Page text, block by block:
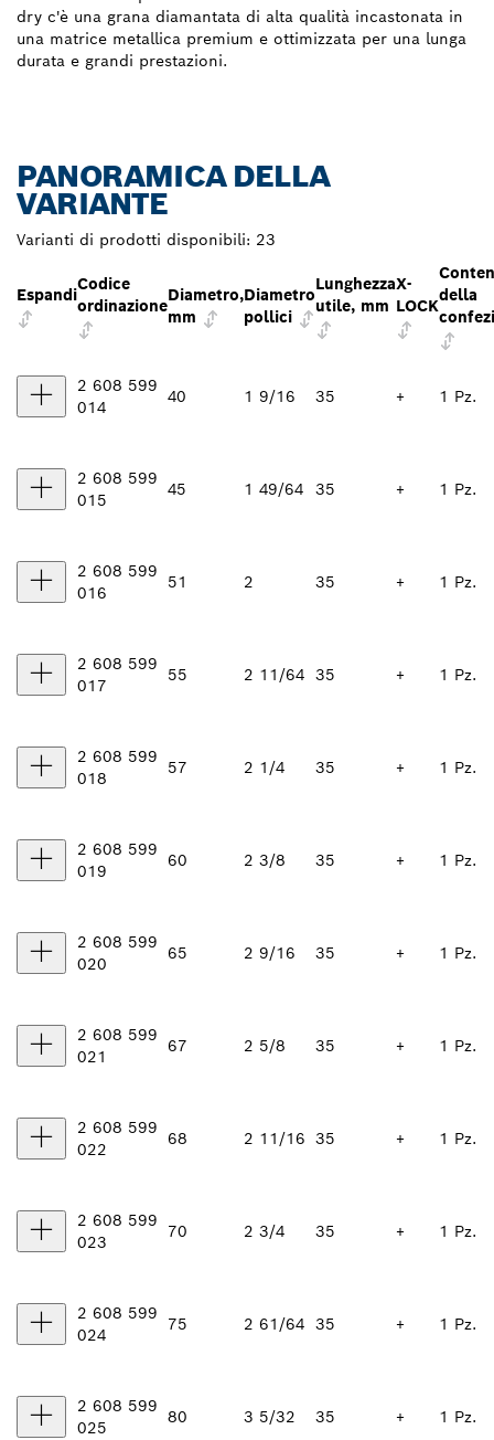
dry c'è una grana diamantata di alta qualità incastonata in
una matrice metallica premium e ottimizzata per una lunga
durata e grandi prestazioni.
PANORAMICA DELLA
VARIANTE
Varianti di prodotti disponibili: 23
Espandi
Codice
ordinazione
Diametro,
mm
Diametro
pollici
Lunghezza
utile, mm
X-
LOCK
della
2 608 599
014
40 1 9/16 35 + 1 Pz.
2 608 599
015
45 1 49/64 35 + 1 Pz.
2 608 599
016
51 2 35 + 1 Pz.
2 608 599
017
55 2 11/64 35 + 1 Pz.
2 608 599
018
57 2 1/4 35 + 1 Pz.
2 608 599
019
60 2 3/8 35 + 1 Pz.
2 608 599
020
65 2 9/16 35 + 1 Pz.
2 608 599
021
67 2 5/8 35 + 1 Pz.
2 608 599
022
68 2 11/16 35 + 1 Pz.
2 608 599
023
70 2 3/4 35 + 1 Pz.
2 608 599
024
75 2 61/64 35 + 1 Pz.
2 608 599
025
80 3 5/32 35 + 1 Pz.